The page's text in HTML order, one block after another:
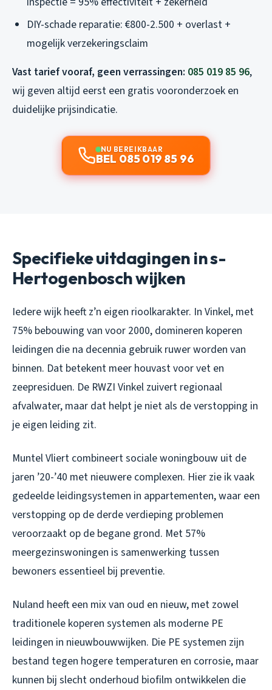
DIY-schade reparatie: €800-2.500 + overlast +
mogelijk verzekeringsclaim
Vast tarief vooraf, geen verrassingen: 085 019 85 96,
wij geven altijd eerst een gratis vooronderzoek en
duidelijke prijsindicatie.
NU BEREIKBAAR
BEL 085 019 85 96
Specifieke uitdagingen in s-
Hertogenbosch wijken
Iedere wijk heeft z’n eigen rioolkarakter. In Vinkel, met
75% bebouwing van voor 2000, domineren koperen
leidingen die na decennia gebruik ruwer worden van
binnen. Dat betekent meer houvast voor vet en
zeepresiduen. De RWZI Vinkel zuivert regionaal
afvalwater, maar dat helpt je niet als de verstopping in
je eigen leiding zit.
Muntel Vliert combineert sociale woningbouw uit de
jaren ’20-’40 met nieuwere complexen. Hier zie ik vaak
gedeelde leidingsystemen in appartementen, waar een
verstopping op de derde verdieping problemen
veroorzaakt op de begane grond. Met 57%
meergezinswoningen is samenwerking tussen
bewoners essentieel bij preventie.
Nuland heeft een mix van oud en nieuw, met zowel
traditionele koperen systemen als moderne PE
leidingen in nieuwbouwwijken. Die PE systemen zijn
bestand tegen hogere temperaturen en corrosie, maar
kunnen bij slecht onderhoud biofilm ontwikkelen die